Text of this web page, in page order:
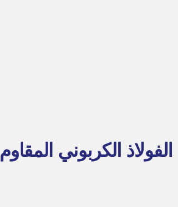
الكربوني المقاوم